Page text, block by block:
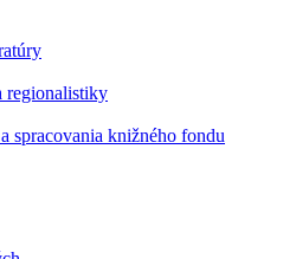
regionalistiky
spracovania knižného fondu